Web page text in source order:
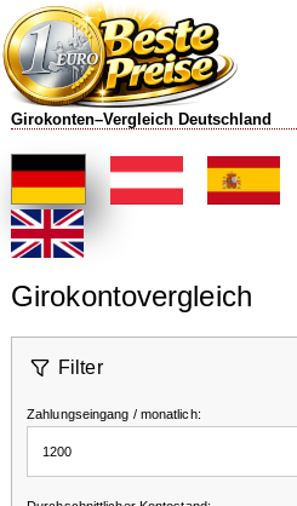
Girokonten–Vergleich Deutschland